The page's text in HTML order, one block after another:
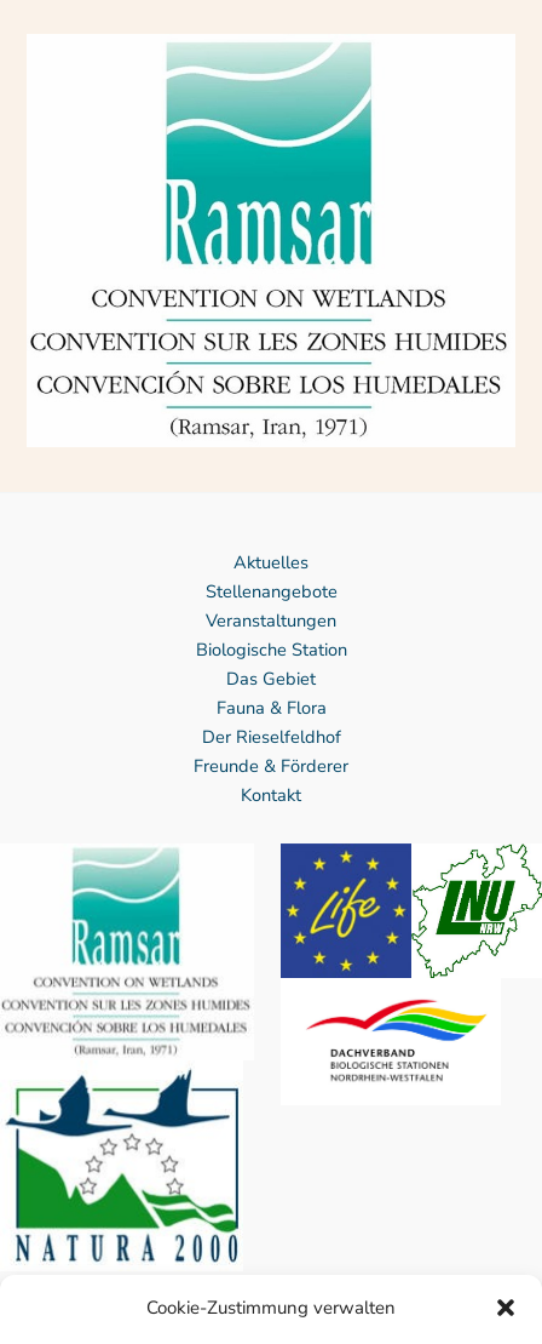
Cookie-Zustimmung verwalten
Aktuelles
Stellenangebote
Veranstaltungen
Biologische Station
Das Gebiet
Fauna & Flora
Der Rieselfeldhof
Freunde & Förderer
Kontakt
Biologische Station